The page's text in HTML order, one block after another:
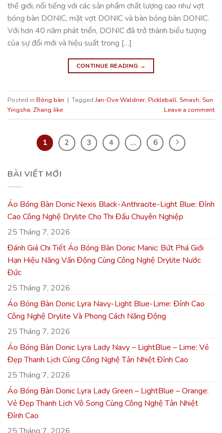
thế giới, nổi tiếng với các sản phẩm chất lượng cao như vợt
bóng bàn DONIC, mặt vợt DONIC và bàn bóng bàn DONIC.
Với hơn 40 năm phát triển, DONIC đã trở thành biểu tượng
của sự đổi mới và hiệu suất trong […]
CONTINUE READING →
Posted in Bóng bàn | TaggedJan-Ove Waldner, Pickleball, Smash, Sun
Yingsha, Zhang Jike Leave a comment
1 2 3 4 … 6
BÀI VIẾT MỚI
Áo Bóng Bàn Donic Nexis Black-Anthracite-Light Blue: Đỉnh
Cao Công Nghệ Drylite Cho Thi Đấu Chuyên Nghiệp
25 Tháng 7, 2026
Đánh Giá Chi Tiết Áo Bóng Bàn Donic Manic: Bứt Phá Giới
Hạn Hiệu Năng Vấn Động Cùng Công Nghệ Drylite Nước
Đức
25 Tháng 7, 2026
Áo Bóng Bàn Donic Lyra Navy-Light Blue-Lime: Đỉnh Cao
Công Nghệ Drylite Và Phong Cách Năng Động
25 Tháng 7, 2026
Áo Bóng Bàn Donic Lyra Lady Navy – LightBlue – Lime: Vẻ
Đẹp Thanh Lịch Cùng Công Nghệ Tản Nhiệt Đỉnh Cao
25 Tháng 7, 2026
Áo Bóng Bàn Donic Lyra Lady Green – LightBlue – Orange:
Vẻ Đẹp Thanh Lịch Vô Song Cùng Công Nghệ Tản Nhiệt
Đỉnh Cao